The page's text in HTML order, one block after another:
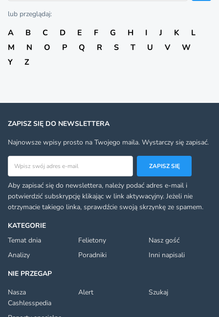
lub przeglądaj:
A B C D E F G H I J K
L
M
N O P Q R S T U V
W
Y
Z
KATEGORIE
Temat dnia
Felietony
Nasz gość
Analizy
Poradniki
Inni napisali
NIE PRZEGAP
Nasza
Cashlesspedia
Alert Szukaj
ZAPISZ SIĘ DO NEWSLETTERA
Najnowsze wpisy prosto na Twojego maila. Wystarczy się zapisać.
Adres email
ZAPISZ SIĘ
Aby zapisać się do newslettera, należy podać adres e-mail i
potwierdzić subskrypcję klikając w link aktywacyjny. Jeżeli nie
otrzymacie takiego linka, sprawdźcie swoją skrzynkę ze spamem.